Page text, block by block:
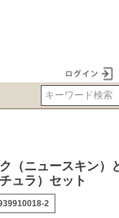
（ニュースキン）
ュラ）セット
2